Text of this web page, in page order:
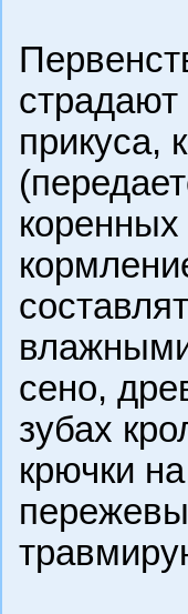
страдают
прикуса,
сено,
зубах
крючки